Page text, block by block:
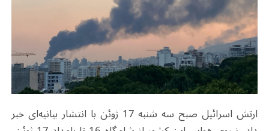
ارتش اسرائیل صبح سه شنبه 17 ژوئن با انتشار بیانیه‌ای خبر